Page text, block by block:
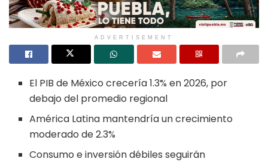
ADVERTISEMENT
El PIB de México crecería 1.3% en 2026, por
debajo del promedio regional
América Latina mantendría un crecimiento
moderado de 2.3%
Consumo e inversión débiles seguirán